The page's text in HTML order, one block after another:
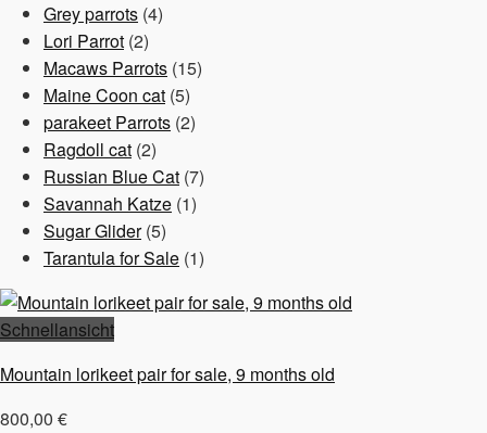
Grey parrots 44
Lori Parrot 22
Produkte
Macaws Parrots 1515
Maine Coon cat 55
Produkte
parakeet Parrots 22
Ragdoll cat 22
Produkte
Russian Blue Cat 77
Savannah Katze 11
Sugar Glider 55
Produkte
Tarantula for Sale 11
Schnellansicht
Mountain lorikeet pair for sale, 9 months old
800,00 €